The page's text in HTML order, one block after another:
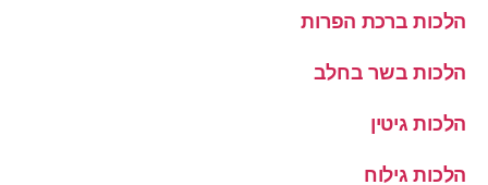
הלכות ברכת הפרות
הלכות בשר בחלב
הלכות גיטין
הלכות גילוח